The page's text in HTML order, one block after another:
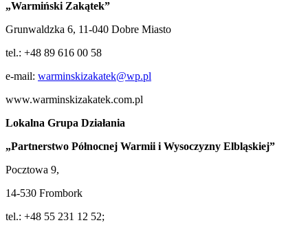
„Warmiński Zakątek”
Grunwaldzka 6, 11-040 Dobre Miasto
tel.: +48 89 616 00 58
e-mail: warminskizakatek@wp.pl
www.warminskizakatek.com.pl
Lokalna Grupa Działania
„Partnerstwo Północnej Warmii i Wysoczyzny Elbląskiej”
Pocztowa 9,
14-530 Frombork
tel.: +48 55 231 12 52;